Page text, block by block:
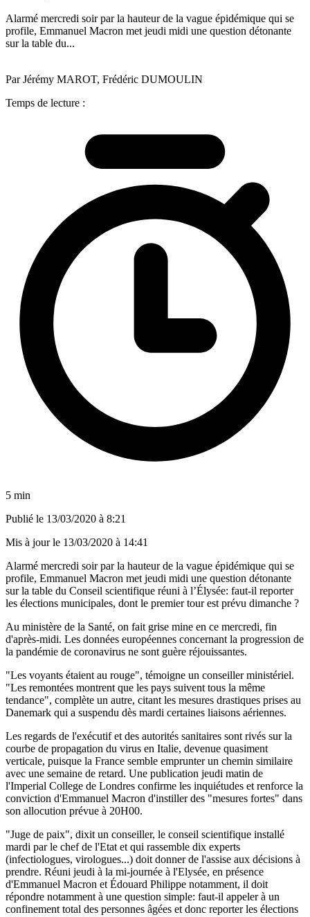
Alarmé mercredi soir par la hauteur de la vague épidémique qui se
profile, Emmanuel Macron met jeudi midi une question détonante
sur la table du...
Par Jérémy MAROT, Frédéric DUMOULIN
Temps de lecture :
5 min
Publié le 13/03/2020 à 8:21
Mis à jour le 13/03/2020 à 14:41
Alarmé mercredi soir par la hauteur de la vague épidémique qui se
profile, Emmanuel Macron met jeudi midi une question détonante
sur la table du Conseil scientifique réuni à l’Élysée: faut-il reporter
les élections municipales, dont le premier tour est prévu dimanche ?
Au ministère de la Santé, on fait grise mine en ce mercredi, fin
d'après-midi. Les données européennes concernant la progression de
la pandémie de coronavirus ne sont guère réjouissantes.
"Les voyants étaient au rouge", témoigne un conseiller ministériel.
"Les remontées montrent que les pays suivent tous la même
tendance", complète un autre, citant les mesures drastiques prises au
Danemark qui a suspendu dès mardi certaines liaisons aériennes.
Les regards de l'exécutif et des autorités sanitaires sont rivés sur la
courbe de propagation du virus en Italie, devenue quasiment
verticale, puisque la France semble emprunter un chemin similaire
avec une semaine de retard. Une publication jeudi matin de
l'Imperial College de Londres confirme les inquiétudes et renforce la
conviction d'Emmanuel Macron d'instiller des "mesures fortes" dans
son allocution prévue à 20H00.
"Juge de paix", dixit un conseiller, le conseil scientifique installé
mardi par le chef de l'Etat et qui rassemble dix experts
(infectiologues, virologues...) doit donner de l'assise aux décisions à
prendre. Réuni jeudi à la mi-journée à l'Elysée, en présence
d'Emmanuel Macron et Édouard Philippe notamment, il doit
répondre notamment à une question simple: faut-il appeler à un
confinement total des personnes âgées et donc reporter les élections